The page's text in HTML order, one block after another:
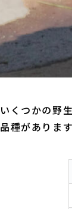
いくつかの野
品種があります